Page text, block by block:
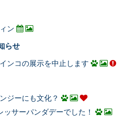
ン
らせ
ンコの展示を中止します
ジーにも文化？
ッサーパンダデーでした！